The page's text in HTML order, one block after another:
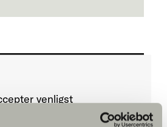
venligst
for at se